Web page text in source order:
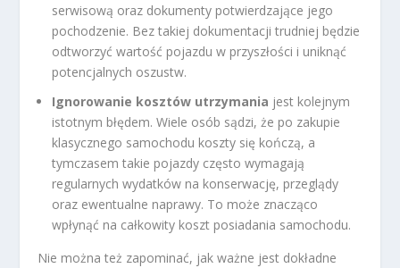
serwisową oraz dokumenty potwierdzające jego
pochodzenie. Bez takiej dokumentacji trudniej będzie
odtworzyć wartość pojazdu w przyszłości i uniknąć
potencjalnych oszustw.
Ignorowanie kosztów utrzymania jest kolejnym
istotnym błędem. Wiele osób sądzi, że po zakupie
klasycznego samochodu koszty się kończą, a
tymczasem takie pojazdy często wymagają
regularnych wydatków na konserwację, przeglądy
oraz ewentualne naprawy. To może znacząco
wpłynąć na całkowity koszt posiadania samochodu.
Nie można też zapominać, jak ważne jest dokładne